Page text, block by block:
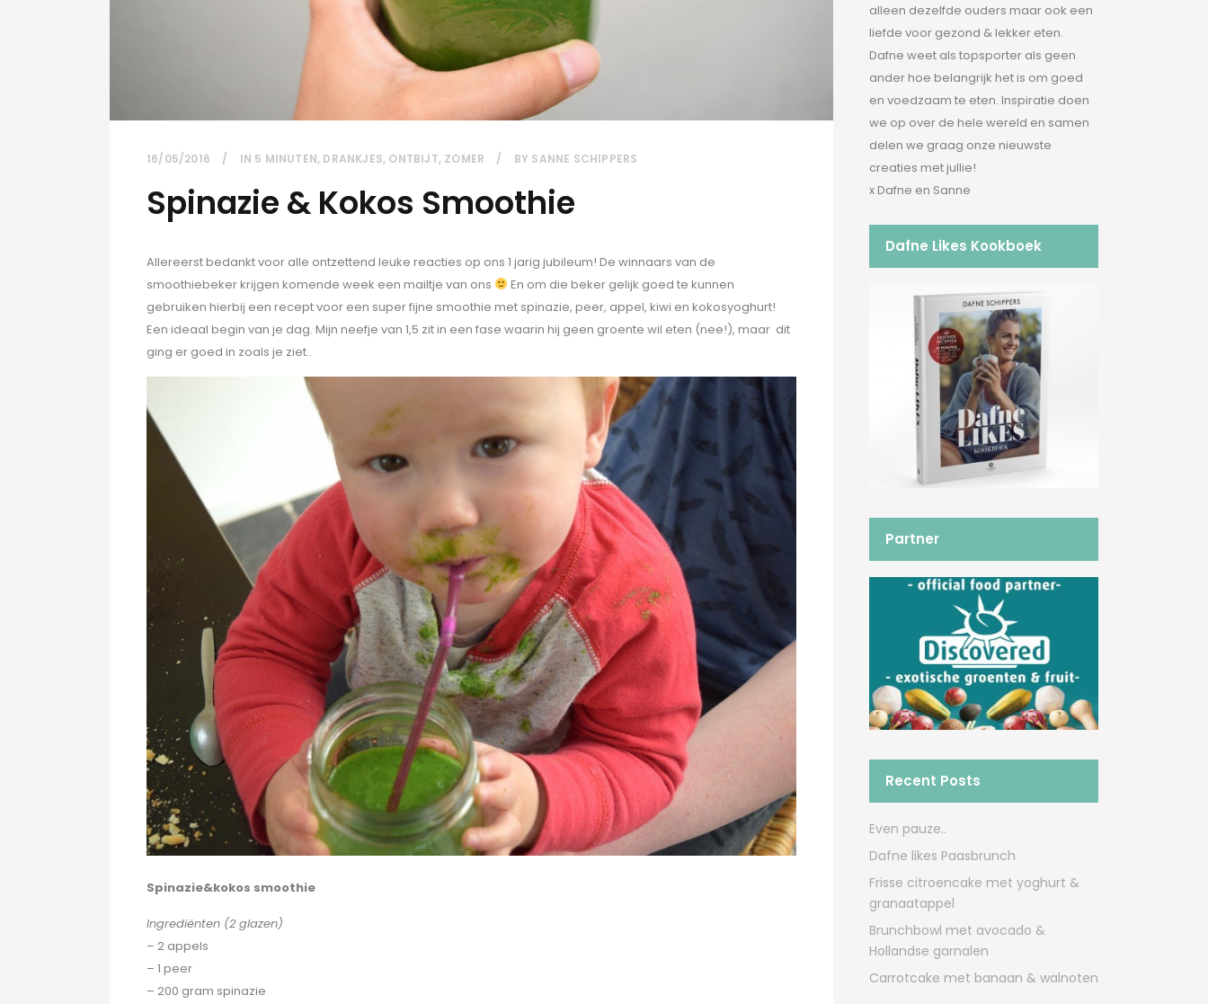
16/05/2016 IN 5 MINUTEN, DRANKJES, ONTBIJT, ZOMER BY SANNE SCHIPPERS
Spinazie & Kokos Smoothie
Allereerst bedankt voor alle ontzettend leuke reacties op ons 1 jarig jubileum! De winnaars van de
smoothiebeker krijgen komende week een mailtje van ons
En om die beker gelijk goed te kunnen
gebruiken hierbij een recept voor een super fijne smoothie met spinazie, peer, appel, kiwi en kokosyoghurt!
Een ideaal begin van je dag. Mijn neefje van 1,5 zit in een fase waarin hij geen groente wil eten (nee!), maar dit
ging er goed in zoals je ziet..
Spinazie&kokos smoothie
Ingrediënten (2 glazen)
– 2 appels
– 1 peer
– 200 gram spinazie
alleen dezelfde ouders maar ook een
liefde voor gezond & lekker eten.
Dafne weet als topsporter als geen
ander hoe belangrijk het is om goed
en voedzaam te eten. Inspiratie doen
we op over de hele wereld en samen
delen we graag onze nieuwste
creaties met jullie!
x Dafne en Sanne
Dafne Likes Kookboek
Partner
Recent Posts
Even pauze..
Dafne likes Paasbrunch
Frisse citroencake met yoghurt &
granaatappel
Brunchbowl met avocado &
Hollandse garnalen
Carrotcake met banaan & walnoten